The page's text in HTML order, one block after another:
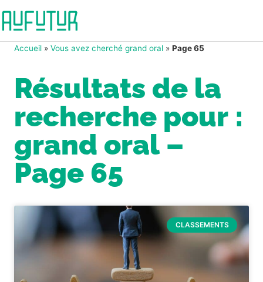
Accueil » Vous avez cherché grand oral » Page 65
Résultats de la
recherche pour :
grand oral –
Page 65
CLASSEMENTS